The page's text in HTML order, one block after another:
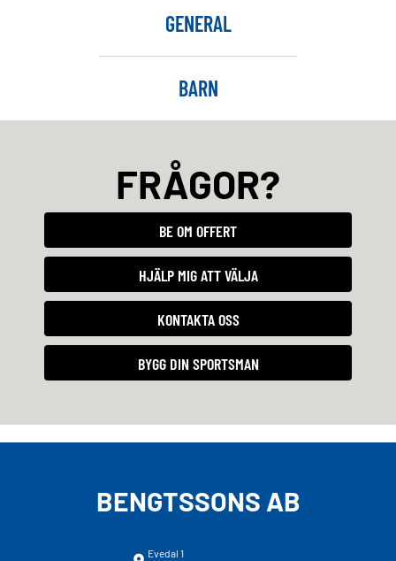
GENERAL
BARN
FRÅGOR?
BE OM OFFERT
HJÄLP MIG ATT VÄLJA
KONTAKTA OSS
BYGG DIN SPORTSMAN
BENGTSSONS AB
Evedal 1